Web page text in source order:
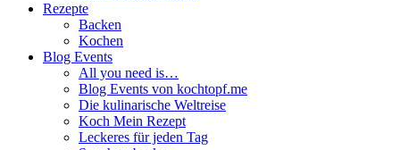
Rezepte
Backen
Kochen
Blog Events
All you need is…
Blog Events von kochtopf.me
Die kulinarische Weltreise
Koch Mein Rezept
Leckeres für jeden Tag